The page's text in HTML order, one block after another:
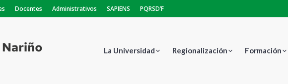
Docentes Administrativos SAPIENS PQRSD’F
La Universidad Regionalización Formación